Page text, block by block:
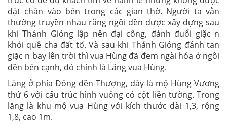
đặt chân vào bên trong các gian thờ. Người ta vẫn
thường truyền nhau rằng ngôi đền được xây dựng sau
khi Thánh Gióng lập nên đại công, đánh đuổi giặc n
khỏi quê cha đất tổ. Và sau khi Thánh Gióng đánh tan
giặc n bay lên trời thì vua Hùng đã đem ngài hóa ở ngôi
đền bên cạnh, đó chính là Lăng vua Hùng.
Lăng ở phía Đông đền Thượng, đây là mộ Hùng Vương
thứ 6 với cấu trúc hình vuông có cột liền tường. Trong
lăng là khu mộ vua Hùng với kích thước dài 1,3, rộng
1,8, cao 1m.